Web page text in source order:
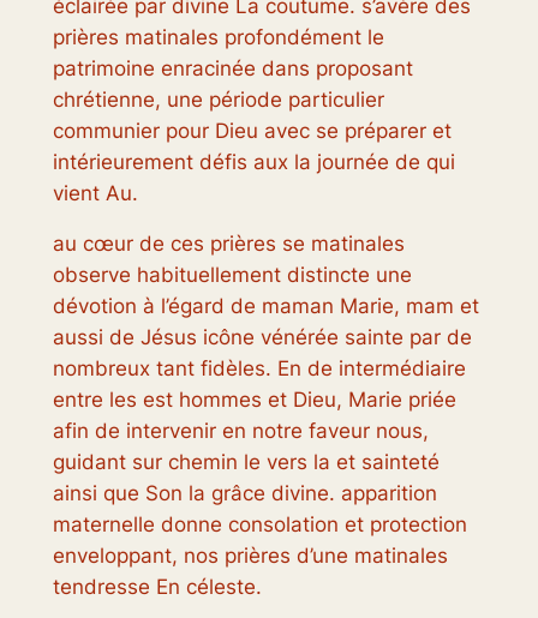
éclairée par divine La coutume. s’avère des
prières matinales profondément le
patrimoine enracinée dans proposant
chrétienne, une période particulier
communier pour Dieu avec se préparer et
intérieurement défis aux la journée de qui
vient Au.
au cœur de ces prières se matinales
observe habituellement distincte une
dévotion à l’égard de maman Marie, mam et
aussi de Jésus icône vénérée sainte par de
nombreux tant fidèles. En de intermédiaire
entre les est hommes et Dieu, Marie priée
afin de intervenir en notre faveur nous,
guidant sur chemin le vers la et sainteté
ainsi que Son la grâce divine. apparition
maternelle donne consolation et protection
enveloppant, nos prières d’une matinales
tendresse En céleste.